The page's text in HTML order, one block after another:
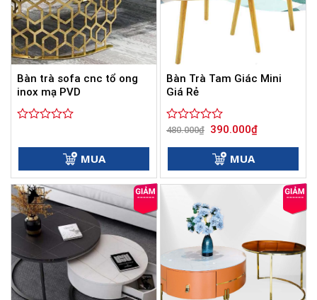
Bàn trà sofa cnc tổ ong
inox mạ PVD
5
sao
MUA
Bàn Trà Tam Giác Mini
Giá Rẻ
Được
5
sao
480.000₫ Giá
gốc
là:
480.000₫.
390.000₫Giá
hiện
tại
MUA